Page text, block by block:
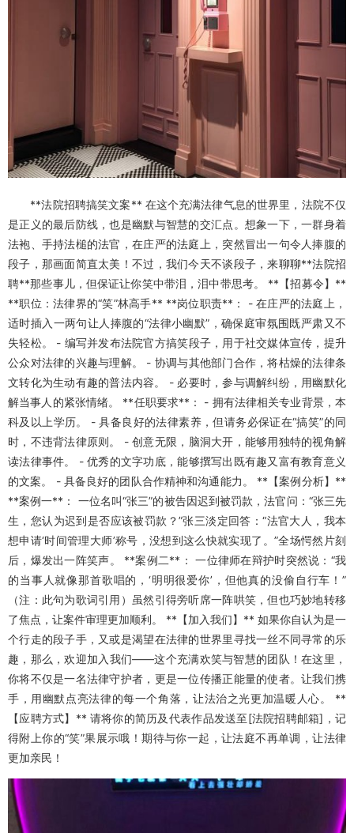
**法院招聘搞笑文案** 在这个充满法律气息的世界里，法院不仅
是正义的最后防线，也是幽默与智慧的交汇点。想象一下，一群身着
法袍、手持法槌的法官，在庄严的法庭上，突然冒出一句令人捧腹的
段子，那画面简直太美！不过，我们今天不谈段子，来聊聊**法院招
聘**那些事儿，但保证让你笑中带泪，泪中带思考。 **【招募令】**
**职位：法律界的“笑”林高手** **岗位职责**： - 在庄严的法庭上，
适时插入一两句让人捧腹的“法律小幽默”，确保庭审氛围既严肃又不
失轻松。 - 编写并发布法院官方搞笑段子，用于社交媒体宣传，提升
公众对法律的兴趣与理解。 - 协调与其他部门合作，将枯燥的法律条
文转化为生动有趣的普法内容。 - 必要时，参与调解纠纷，用幽默化
解当事人的紧张情绪。 **任职要求**： - 拥有法律相关专业背景，本
科及以上学历。 - 具备良好的法律素养，但请务必保证在“搞笑”的同
时，不违背法律原则。 - 创意无限，脑洞大开，能够用独特的视角解
读法律事件。 - 优秀的文字功底，能够撰写出既有趣又富有教育意义
的文案。 - 具备良好的团队合作精神和沟通能力。 **【案例分析】**
**案例一**： 一位名叫“张三”的被告因迟到被罚款，法官问：“张三先
生，您认为迟到是否应该被罚款？”张三淡定回答：“法官大人，我本
想申请‘时间管理大师’称号，没想到这么快就实现了。”全场愕然片刻
后，爆发出一阵笑声。 **案例二**： 一位律师在辩护时突然说：“我
的当事人就像那首歌唱的，‘明明很爱你’，但他真的没偷自行车！”
（注：此句为歌词引用）虽然引得旁听席一阵哄笑，但也巧妙地转移
了焦点，让案件审理更加顺利。 **【加入我们】** 如果你自认为是一
个行走的段子手，又或是渴望在法律的世界里寻找一丝不同寻常的乐
趣，那么，欢迎加入我们——这个充满欢笑与智慧的团队！在这里，
你将不仅是一名法律守护者，更是一位传播正能量的使者。让我们携
手，用幽默点亮法律的每一个角落，让法治之光更加温暖人心。 **
【应聘方式】** 请将你的简历及代表作品发送至[法院招聘邮箱]，记
得附上你的“笑”果展示哦！期待与你一起，让法庭不再单调，让法律
更加亲民！